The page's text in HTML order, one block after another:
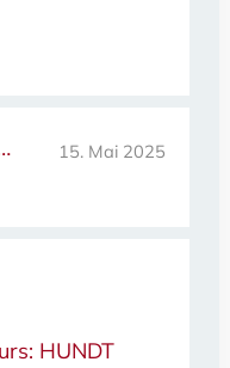
15. Mai 2025
HUNDT